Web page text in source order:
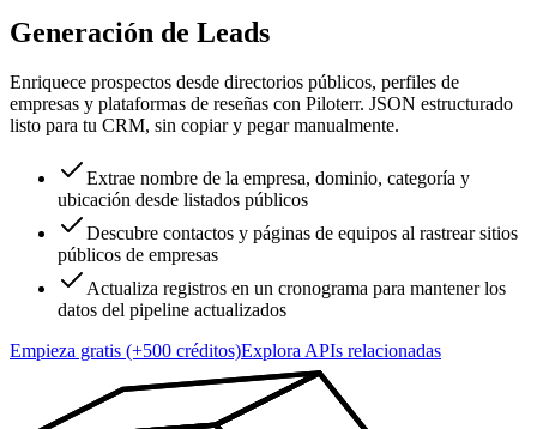
Generación de Leads
Enriquece prospectos desde directorios públicos, perfiles de
empresas y plataformas de reseñas con Piloterr. JSON estructurado
listo para tu CRM, sin copiar y pegar manualmente.
Extrae nombre de la empresa, dominio, categoría y
ubicación desde listados públicos
Descubre contactos y páginas de equipos al rastrear sitios
públicos de empresas
Actualiza registros en un cronograma para mantener los
datos del pipeline actualizados
Empieza gratis (+500 créditos)Explora APIs relacionadas